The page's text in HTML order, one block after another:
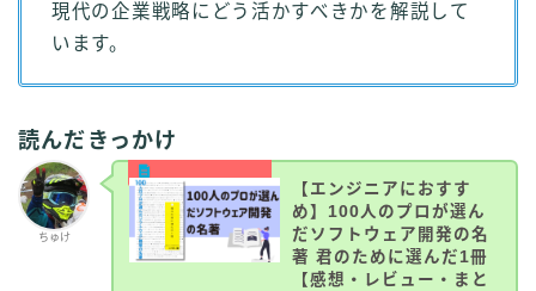
現代の企業戦略にどう活かすべきかを解説して
います。
読んだきっかけ
ちゅけ
【エンジニアにおすす
め】100人のプロが選ん
だソフトウェア開発の名
著 君のために選んだ1冊
【感想・レビュー・まと